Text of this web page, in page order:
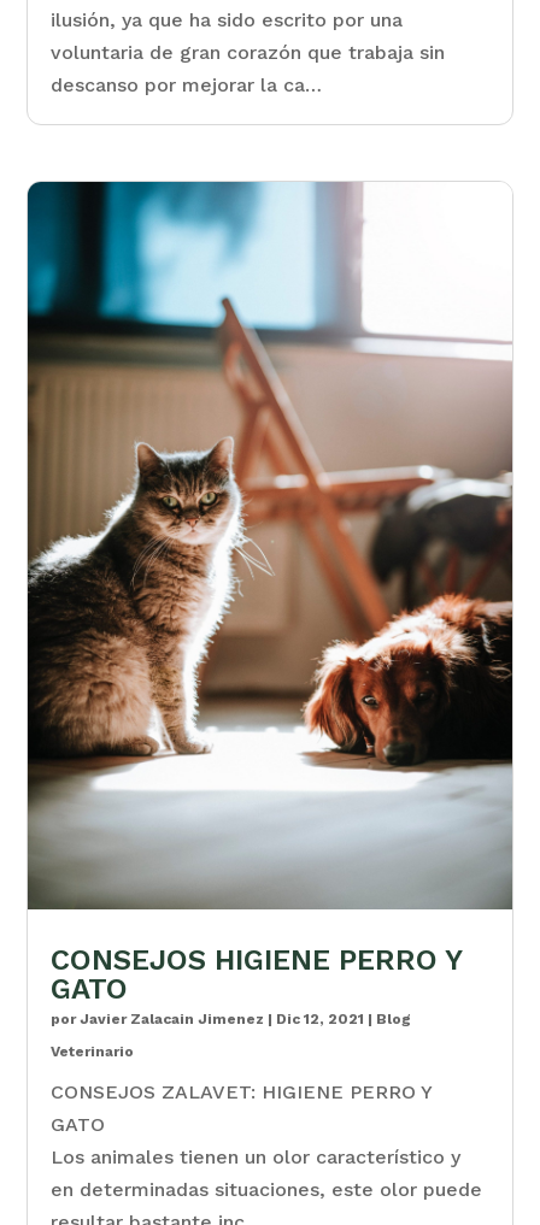
ilusión, ya que ha sido escrito por una
voluntaria de gran corazón que trabaja sin
descanso por mejorar la ca…
CONSEJOS HIGIENE PERRO Y
GATO
porJavier Zalacain Jimenez | Dic 12, 2021 | Blog
Veterinario
CONSEJOS ZALAVET: HIGIENE PERRO Y
GATO
Los animales tienen un olor característico y
en determinadas situaciones, este olor puede